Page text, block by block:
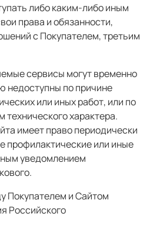
либо каким-либо иным
права и обязанности,
с Покупателем, третьим
сервисы могут временно
недоступны по причине
или иных работ, или по
характера.
имеет право периодически
профилактические или иные
уведомлением
Покупателем и Сайтом
Российского